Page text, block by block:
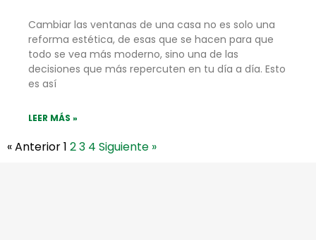
Cambiar las ventanas de una casa no es solo una
reforma estética, de esas que se hacen para que
todo se vea más moderno, sino una de las
decisiones que más repercuten en tu día a día. Esto
es así
LEER MÁS »
« Anterior1 23 4 Siguiente »